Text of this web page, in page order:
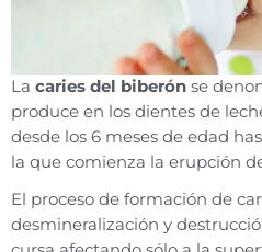
La caries del biberón se
produce en los dientes de
desde los 6 meses de edad
la que comienza la erupción
El proceso de formación de
desmineralización y